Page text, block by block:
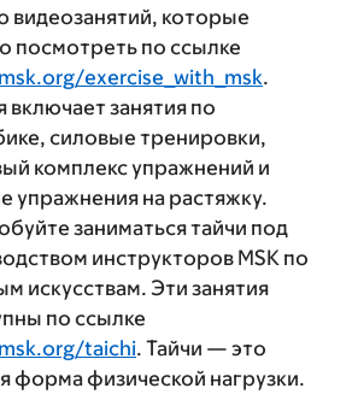
видеозанятий, которые
посмотреть по ссылке
exercise_with_msk.
включает занятия по
силовые тренировки,
комплекс упражнений и
упражнения на растяжку.
заниматься тайчи под
инструкторов MSK по
искусствам. Эти занятия
по ссылке
taichi. Тайчи — это
форма физической нагрузки.